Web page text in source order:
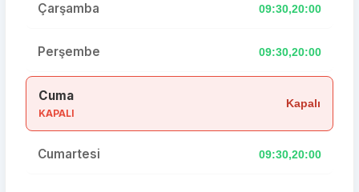
Çarşamba 09:30,20:00
Perşembe 09:30,20:00
Cuma
KAPALI
Kapalı
Cumartesi 09:30,20:00